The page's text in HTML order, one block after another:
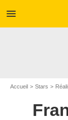
menu
Accueil Stars